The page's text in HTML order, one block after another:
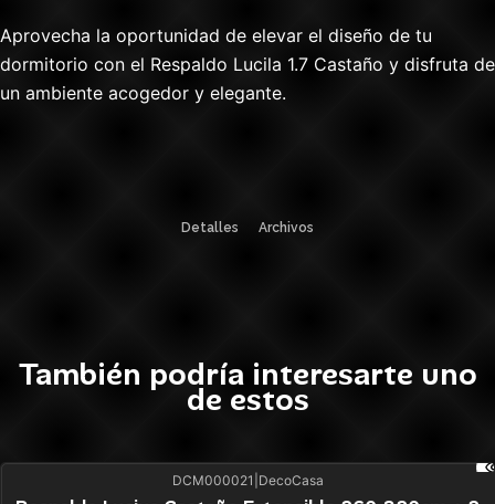
Aprovecha la oportunidad de elevar el diseño de tu
dormitorio con el Respaldo Lucila 1.7 Castaño y disfruta de
un ambiente acogedor y elegante.
Detalles Archivos
También podría interesarte uno
de estos
DCM000021 DecoCasa